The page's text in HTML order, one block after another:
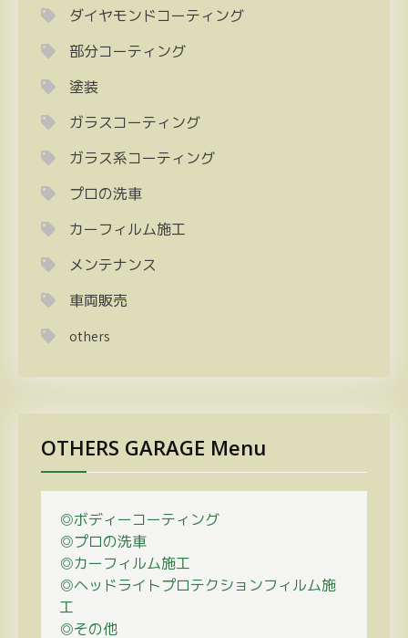
ダイヤモンドコーティング
部分コーティング
塗装
ガラスコーティング
ガラス系コーティング
プロの洗車
カーフィルム施工
メンテナンス
車両販売
others
OTHERS GARAGE Menu
◎ボディーコーティング
◎プロの洗車
◎カーフィルム施工
◎ヘッドライトプロテクションフィルム施
工
◎その他